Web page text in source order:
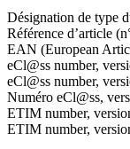
Désignation de type
Référence d’article
EAN (European
eCl@ss number,
eCl@ss number,
Numéro eCl@ss,
ETIM number,
ETIM number,